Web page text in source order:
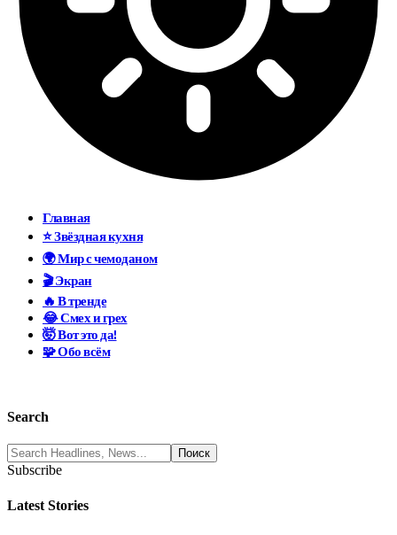
Главная
⭐ Звёздная кухня
🌍 Мир с чемоданом
🎬 Экран
🔥 В тренде
😂 Смех и грех
🤯 Вот это да!
🧩 Обо всём
Search
Subscribe
Latest Stories